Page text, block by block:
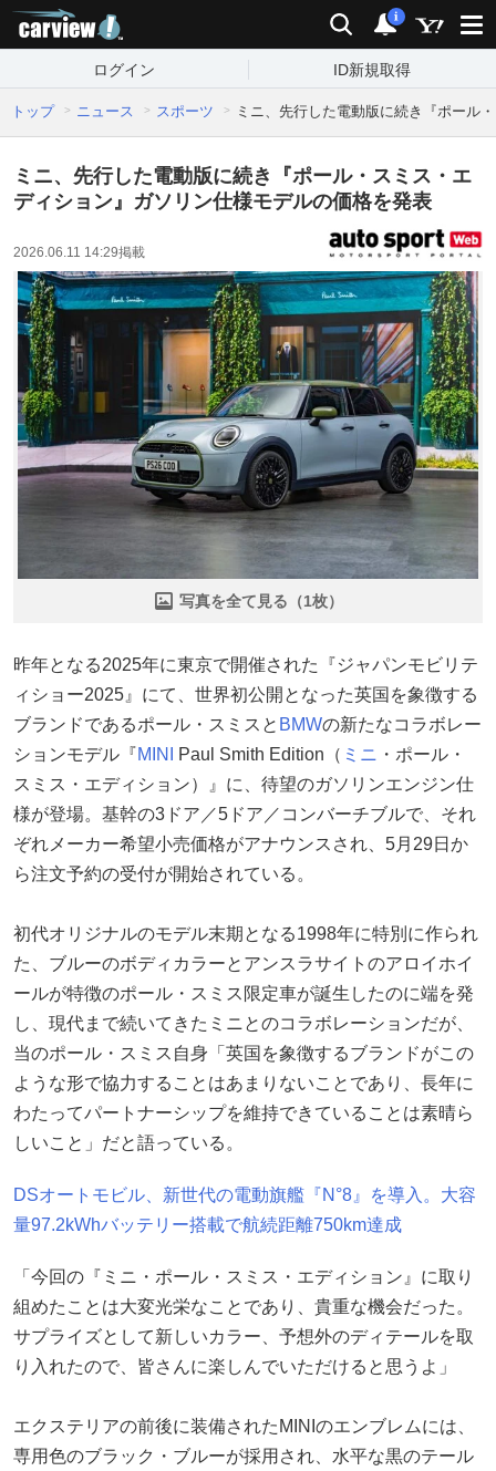
検索 通知
i
ログイン ID新規取得
トップ ニュース スポーツ ミニ、先行した電動版に続き『ポール
ミニ、先行した電動版に続き『ポール・スミス・エ
ディション』ガソリン仕様モデルの価格を発表
2026.06.11 14:29掲載
写真を全て見る（1枚）
昨年となる2025年に東京で開催された『ジャパンモビリテ
ィショー2025』にて、世界初公開となった英国を象徴する
ブランドであるポール・スミスと BMWの新たなコラボレー
ションモデル『MINI Paul Smith Edition（ ミニ ・ポール・
スミス・エディション）』に、待望のガソリンエンジン仕
様が登場。基幹の3ドア／5ドア／コンバーチブルで、それ
ぞれメーカー希望小売価格がアナウンスされ、5月29日か
ら注文予約の受付が開始されている。
初代オリジナルのモデル末期となる1998年に特別に作られ
た、ブルーのボディカラーとアンスラサイトのアロイホイ
ールが特徴のポール・スミス限定車が誕生したのに端を発
し、現代まで続いてきたミニとのコラボレーションだが、
当のポール・スミス自身「英国を象徴するブランドがこの
ような形で協力することはあまりないことであり、長年に
わたってパートナーシップを維持できていることは素晴ら
しいこと」だと語っている。
DSオートモビル、新世代の電動旗艦『N°8』を導入。大容
量97.2kWhバッテリー搭載で航続距離750km達成
「今回の『ミニ・ポール・スミス・エディション』に取り
組めたことは大変光栄なことであり、貴重な機会だった。
サプライズとして新しいカラー、予想外のディテールを取
り入れたので、皆さんに楽しんでいただけると思うよ」
エクステリアの前後に装備されたMINIのエンブレムには、
専用色のブラック・ブルーが採用され、水平な黒のテール